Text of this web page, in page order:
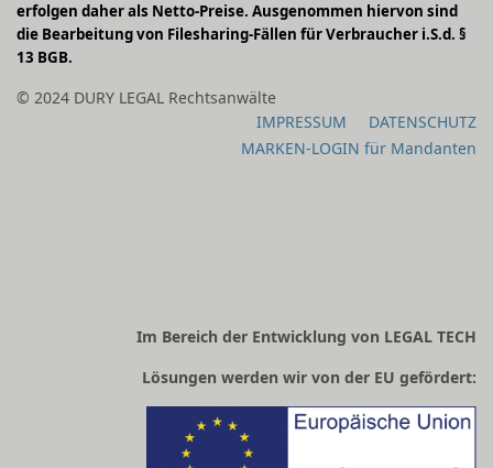
erfolgen daher als Netto-Preise. Ausgenommen hiervon sind
die Bearbeitung von Filesharing-Fällen für Verbraucher i.S.d. §
13 BGB.
© 2024 DURY LEGAL Rechtsanwälte
IMPRESSUM
DATENSCHUTZ
MARKEN-LOGIN für Mandanten
Im Bereich der Entwicklung von LEGAL TECH
Lösungen werden wir von der EU gefördert: